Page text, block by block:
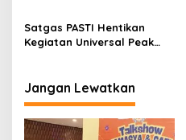
Menuju Pasar Modern
Satgas PASTI Hentikan
Kegiatan Universal Peak
Merugikan Masyarakat
Jangan Lewatkan